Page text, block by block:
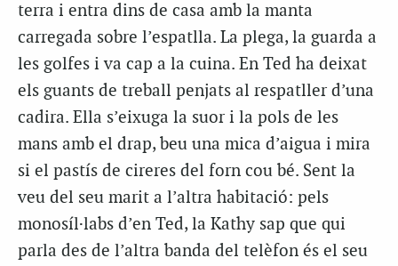
terra i entra dins de casa amb la manta
carregada sobre l’espatlla. La plega, la guarda a
les golfes i va cap a la cuina. En Ted ha deixat
els guants de treball penjats al respatller d’una
cadira. Ella s’eixuga la suor i la pols de les
mans amb el drap, beu una mica d’aigua i mira
si el pastís de cireres del forn cou bé. Sent la
veu del seu marit a l’altra habitació: pels
monosíl·labs d’en Ted, la Kathy sap que qui
parla des de l’altra banda del telèfon és el seu